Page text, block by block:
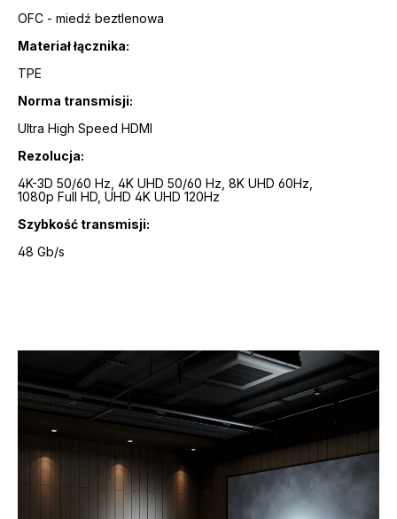
OFC - miedź beztlenowa
Materiał łącznika:
TPE
Norma transmisji:
Ultra High Speed HDMI
Rezolucja:
4K-3D 50/60 Hz, 4K UHD 50/60 Hz, 8K UHD 60Hz,
1080p Full HD, UHD 4K UHD 120Hz
Szybkość transmisji:
48 Gb/s